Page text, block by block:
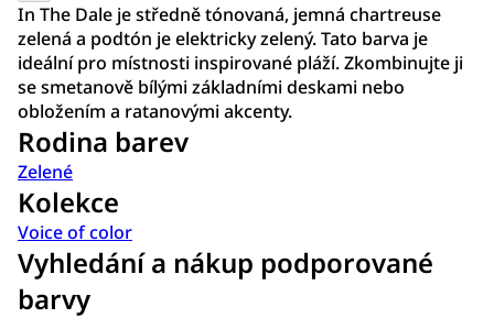
In The Dale je středně tónovaná, jemná chartreuse
zelená a podtón je elektricky zelený. Tato barva je
ideální pro místnosti inspirované pláží. Zkombinujte ji
se smetanově bílými základními deskami nebo
obložením a ratanovými akcenty.
Rodina barev
Zelené
Kolekce
Voice of color
Vyhledání a nákup podporované
barvy